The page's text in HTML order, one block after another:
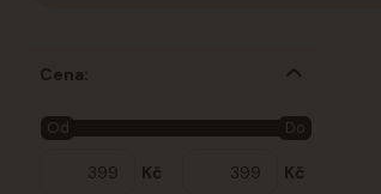
Cena:
Kč
Od Do
Kč